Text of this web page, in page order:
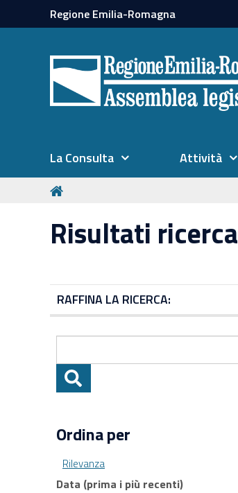
Regione Emilia-Romagna
La Consulta Attività
Risultati ricerca
RAFFINA LA RICERCA:
Ordina per
Rilevanza
Data (prima i più recenti)